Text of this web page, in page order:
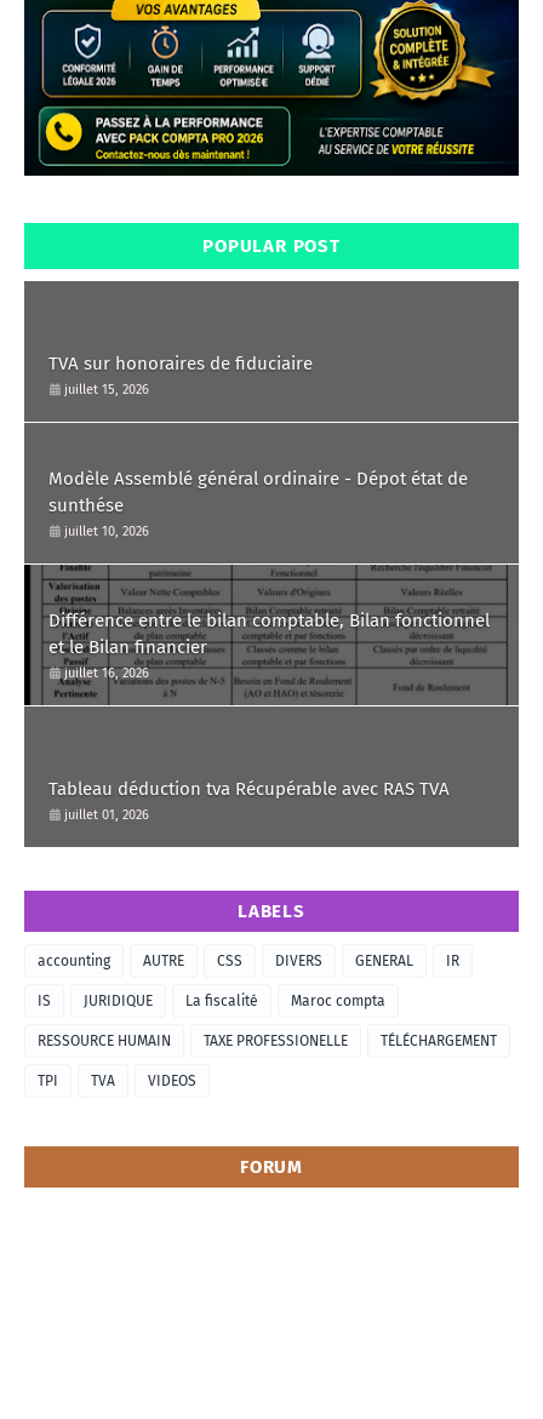
POPULAR POST
TVA sur honoraires de fiduciaire
juillet 15, 2026
Modèle Assemblé général ordinaire - Dépot état de
sunthése
juillet 10, 2026
Différence entre le bilan comptable, Bilan fonctionnel
et le Bilan financier
juillet 16, 2026
Tableau déduction tva Récupérable avec RAS TVA
juillet 01, 2026
LABELS
accounting AUTRE CSS DIVERS GENERAL IR
IS JURIDIQUE La fiscalité Maroc compta
RESSOURCE HUMAIN TAXE PROFESSIONELLE TÉLÉCHARGEMENT
TPI TVA VIDEOS
FORUM